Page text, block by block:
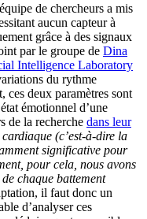
de chercheurs a mis
aucun capteur à
grâce à des signaux
par le groupe de Dina
Intelligence Laboratory
du rythme
ces deux paramètres sont
émotionnel d’une
de la recherche dans leur
(c’est-à-dire la
significative pour
pour cela, nous avons
chaque battement
il faut donc un
d’analyser ces